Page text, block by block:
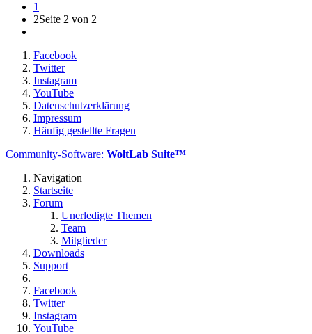
1
2Seite 2 von 2
Facebook
Twitter
Instagram
YouTube
Datenschutzerklärung
Impressum
Häufig gestellte Fragen
Community-Software: WoltLab Suite™
Navigation
Startseite
Forum
Unerledigte Themen
Team
Mitglieder
Downloads
Support
Facebook
Twitter
Instagram
YouTube